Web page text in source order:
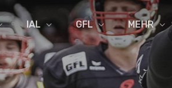
IAL GFL MEHR